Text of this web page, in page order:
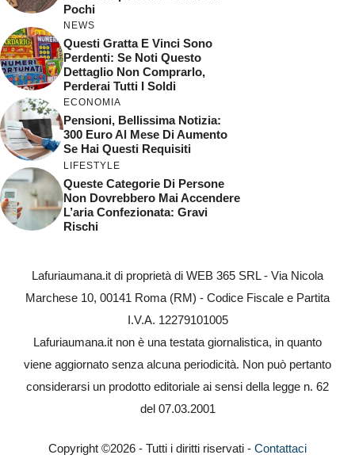
Pochi
NEWS
Questi Gratta E Vinci Sono
Perdenti: Se Noti Questo
Dettaglio Non Comprarlo,
Perderai Tutti I Soldi
ECONOMIA
Pensioni, Bellissima Notizia:
300 Euro Al Mese Di Aumento
Se Hai Questi Requisiti
LIFESTYLE
Queste Categorie Di Persone
Non Dovrebbero Mai Accendere
L’aria Confezionata: Gravi
Rischi
Lafuriaumana.it di proprietà di WEB 365 SRL - Via Nicola
Marchese 10, 00141 Roma (RM) - Codice Fiscale e Partita
I.V.A. 12279101005
Lafuriaumana.it non è una testata giornalistica, in quanto
viene aggiornato senza alcuna periodicità. Non può pertanto
considerarsi un prodotto editoriale ai sensi della legge n. 62
del 07.03.2001
Copyright ©2026 - Tutti i diritti riservati - Contattaci